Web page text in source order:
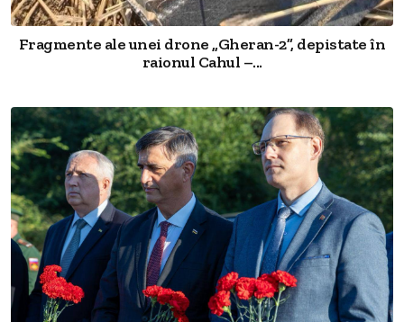
Fragmente ale unei drone „Gheran-2”, depistate în
raionul Cahul –...